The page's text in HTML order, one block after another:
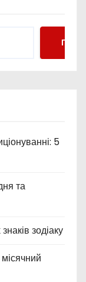
5
та
зодіаку